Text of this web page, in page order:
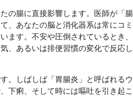
の腸に直接影響します。医師が「腸
、あなたの脳と消化器系は常にコミ
ます。不安や圧倒されているとき、
、あるいは排便習慣の変化で反応し
。しばしば「胃腸炎」と呼ばれるウ
下痢、そして時には嘔吐を引き起こ